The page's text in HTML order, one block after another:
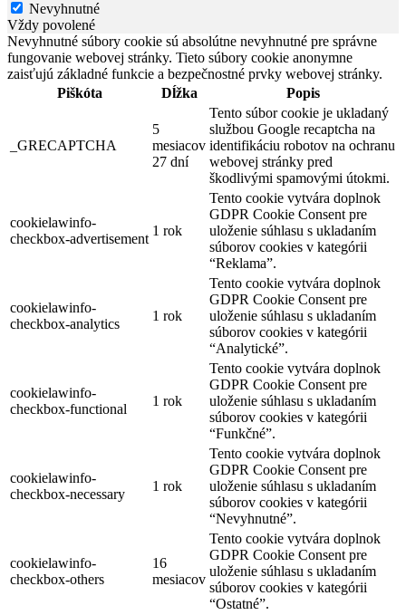
Nevyhnutné
Vždy povolené
Nevyhnutné súbory cookie sú absolútne nevyhnutné pre správne
fungovanie webovej stránky. Tieto súbory cookie anonymne
zaisťujú základné funkcie a bezpečnostné prvky webovej stránky.
Piškóta
Dĺžka Popis
_GRECAPTCHA
5
mesiacov
27 dní
Tento súbor cookie je ukladaný
službou Google recaptcha na
identifikáciu robotov na ochranu
webovej stránky pred
škodlivými spamovými útokmi.
cookielawinfo-
checkbox-advertisement
1 rok
Tento cookie vytvára doplnok
GDPR Cookie Consent pre
uloženie súhlasu s ukladaním
súborov cookies v kategórii
“Reklama”.
cookielawinfo-
checkbox-analytics
1 rok
Tento cookie vytvára doplnok
GDPR Cookie Consent pre
uloženie súhlasu s ukladaním
súborov cookies v kategórii
“Analytické”.
cookielawinfo-
checkbox-functional
1 rok
Tento cookie vytvára doplnok
GDPR Cookie Consent pre
uloženie súhlasu s ukladaním
súborov cookies v kategórii
“Funkčné”.
cookielawinfo-
checkbox-necessary
1 rok
Tento cookie vytvára doplnok
GDPR Cookie Consent pre
uloženie súhlasu s ukladaním
súborov cookies v kategórii
“Nevyhnutné”.
cookielawinfo-
checkbox-others
16
mesiacov
Tento cookie vytvára doplnok
GDPR Cookie Consent pre
uloženie súhlasu s ukladaním
súborov cookies v kategórii
“Ostatné”.